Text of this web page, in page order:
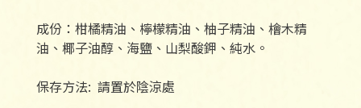
成份：柑橘精油、檸檬精油、柚子精油、檜木精
油、椰子油醇、海鹽、山梨酸鉀、純水。
保存方法: 請置於陰涼處